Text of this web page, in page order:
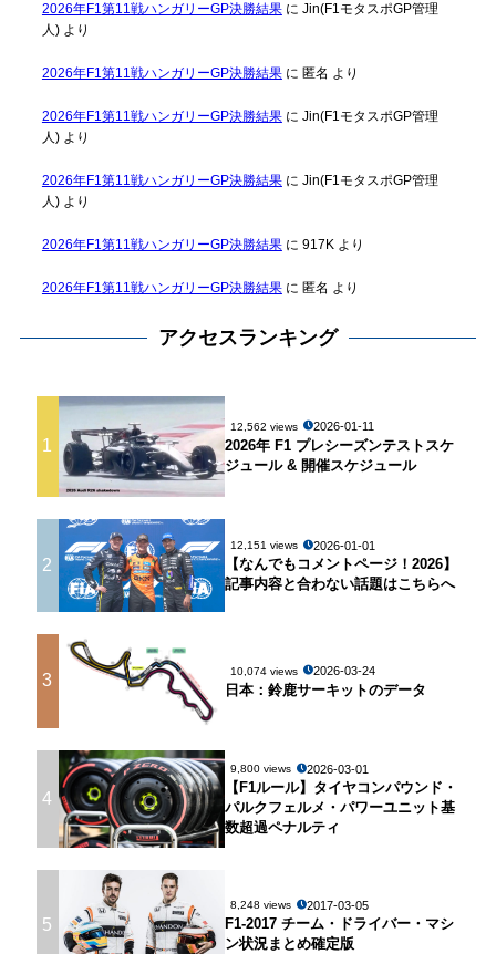
2026年F1第11戦ハンガリーGP決勝結果に Jin(F1モタスポGP管理
人)より
2026年F1第11戦ハンガリーGP決勝結果に 匿名 より
2026年F1第11戦ハンガリーGP決勝結果に Jin(F1モタスポGP管理
人)より
2026年F1第11戦ハンガリーGP決勝結果に Jin(F1モタスポGP管理
人)より
2026年F1第11戦ハンガリーGP決勝結果に 917K より
2026年F1第11戦ハンガリーGP決勝結果に 匿名 より
アクセスランキング
1
12,562 views 2026-01-11
2026年 F1 プレシーズンテストスケ
ジュール & 開催スケジュール
2
12,151 views 2026-01-01
【なんでもコメントページ！2026】
記事内容と合わない話題はこちらへ
3 10,074 views 2026-03-24
日本：鈴鹿サーキットのデータ
4
9,800 views 2026-03-01
【F1ルール】タイヤコンパウンド・
パルクフェルメ・パワーユニット基
数超過ペナルティ
5
8,248 views 2017-03-05
F1-2017 チーム・ドライバー・マシ
ン状況まとめ確定版